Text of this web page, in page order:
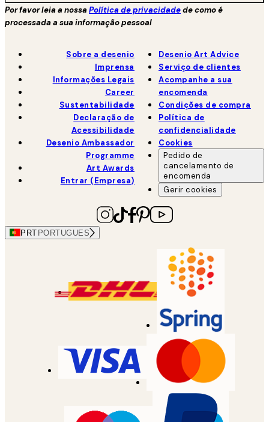
Por favor leia a nossaPolítica de privacidadede como é
processada a sua informação pessoal
Sobre a desenio
Imprensa
Informações Legais
Career
Sustentabilidade
Declaração de
Acessibilidade
Desenio Ambassador
Programme
Art Awards
Entrar (Empresa)
Desenio Art Advice
Serviço de clientes
Acompanhe a sua
encomenda
Condições de compra
Política de
confidencialidade
Cookies
Pedido de
cancelamento de
encomenda
Gerir cookies
PRT PORTUGUES